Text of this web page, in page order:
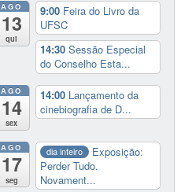
AGO
13
qui
9:00 Feira do Livro da
UFSC
14:30Sessão Especial
do Conselho Esta...
AGO
14
sex
14:00 Lançamento da
cinebiografia de D...
AGO
17
seg
dia inteiro
Exposição:
Perder Tudo.
Novament...